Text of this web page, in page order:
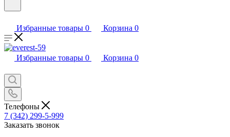
Избранные товары 0 Корзина 0
Избранные товары 0 Корзина 0
Телефоны
7 (342) 299-5-999
Заказать звонок